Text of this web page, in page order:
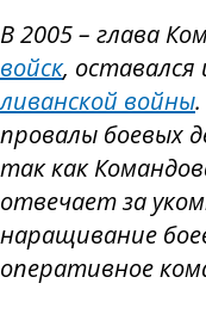
В 2005 – глава
войск, оставался
ливанской войны
провалы боевых
так как
отвечает за
наращивание
оперативное